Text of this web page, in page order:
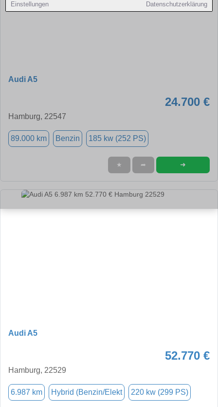
Einstellungen Datenschutzerklärung
Audi A5
24.700 €
Hamburg, 22547
89.000 km Benzin 185 kw (252 PS)
★ ➦ ➜
Audi A5
52.770 €
Hamburg, 22529
6.987 km Hybrid (Benzin/Elekt 220 kw (299 PS)